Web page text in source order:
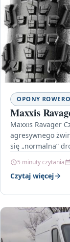
OPONY
Maxxis
Maxxis Ravager
agresywnego
się „normalna”
5 minuty czytania
Czytaj więcej